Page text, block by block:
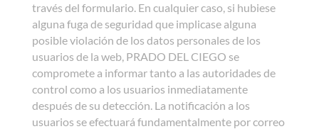
través del formulario. En cualquier caso, si hubiese
alguna fuga de seguridad que implicase alguna
posible violación de los datos personales de los
usuarios de la web, PRADO DEL CIEGO se
compromete a informar tanto a las autoridades de
control como a los usuarios inmediatamente
después de su detección. La notificación a los
usuarios se efectuará fundamentalmente por correo